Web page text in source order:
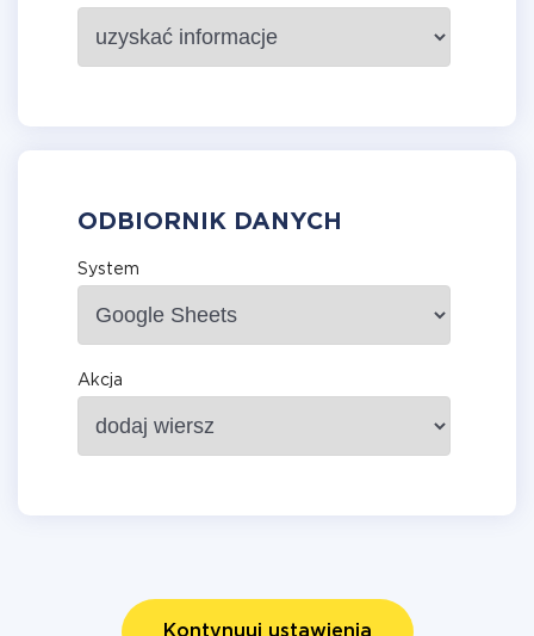
ODBIORNIK DANYCH
System
Akcja
Kontynuuj ustawienia